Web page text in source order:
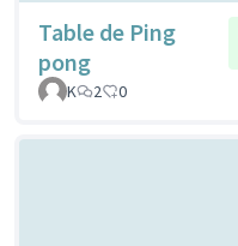
Table de Ping
pong
K
2 0